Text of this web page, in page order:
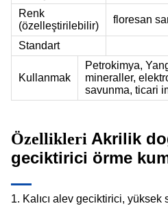
Renk
(özelleştirilebilir)
floresan
Standart
Kullanmak
Petrokimya,
mineraller,
savunma, ticari
Özellikleri Akrilik
geciktirici örme
1. Kalıcı alev geciktirici, yüksek